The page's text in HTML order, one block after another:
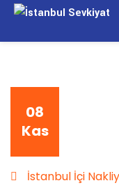
08
Kas
İstanbul İçi